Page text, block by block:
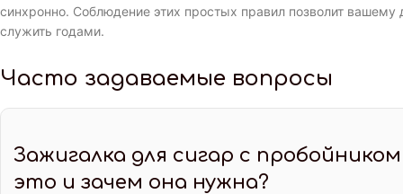
синхронно. Соблюдение этих простых правил позволит вашему
служить годами.
Часто задаваемые вопросы
Зажигалка для сигар с
это и зачем она нужна?